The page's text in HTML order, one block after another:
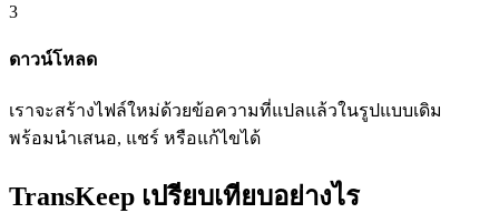
3
ดาวน์โหลด
เราจะสร้างไฟล์ใหม่ด้วยข้อความที่แปลแล้วในรูปแบบเดิม
พร้อมนำเสนอ, แชร์ หรือแก้ไขได้
TransKeep เปรียบเทียบอย่างไร